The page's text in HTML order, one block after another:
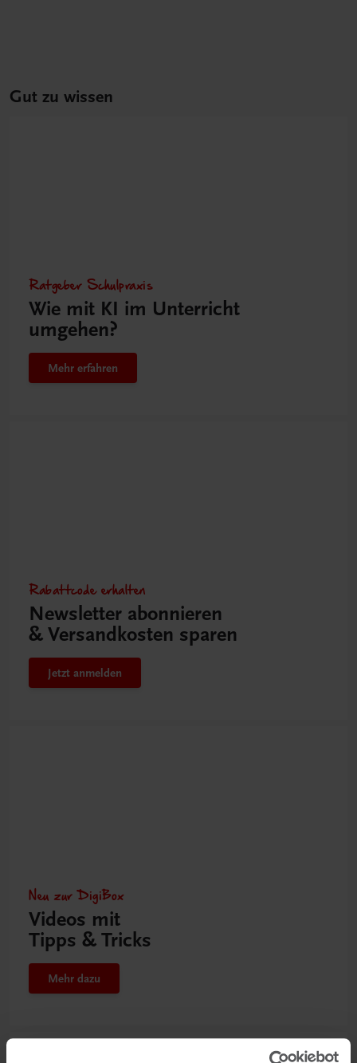
Gut zu wissen
Ratgeber Schulpraxis
Wie mit KI im Unterricht
umgehen?
Mehr erfahren
Rabattcode erhalten
Newsletter abonnieren
& Versandkosten sparen
Jetzt anmelden
Neu zur DigiBox
Videos mit
Tipps & Tricks
Mehr dazu